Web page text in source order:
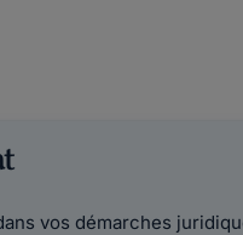
vos démarches